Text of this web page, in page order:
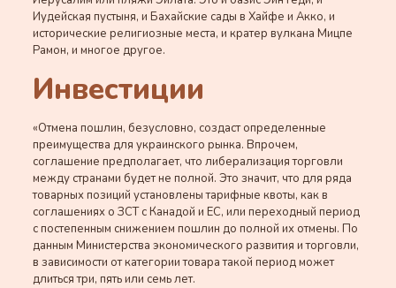
Иудейская пустыня, и Бахайские сады в Хайфе и Акко, и
исторические религиозные места, и кратер вулкана Мицпе
Рамон, и многое другое.
Инвестиции
«Отмена пошлин, безусловно, создаст определенные
преимущества для украинского рынка. Впрочем,
соглашение предполагает, что либерализация торговли
между странами будет не полной. Это значит, что для ряда
товарных позиций установлены тарифные квоты, как в
соглашениях о ЗСТ с Канадой и ЕС, или переходный период
с постепенным снижением пошлин до полной их отмены. По
данным Министерства экономического развития и торговли,
в зависимости от категории товара такой период может
длиться три, пять или семь лет.